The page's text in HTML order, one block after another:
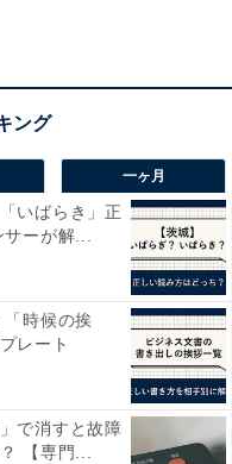
こと
「T4」「T5」が用意さ
ーの4気筒直噴ターボ
ている。「T4」は出力
T5」は出力がよりパワ
」搭載モデルは389万
万円からとなってい
一ヶ月
いばらき」正
ーが解...
時候の挨
レート
で消すと故障
【専門...